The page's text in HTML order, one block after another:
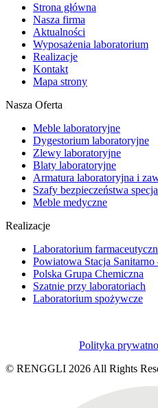
Strona główna
Nasza firma
Aktualności
Wyposażenia laboratorium
Realizacje
Kontakt
Mapa strony
Nasza Oferta
Meble laboratoryjne
Dygestorium laboratoryjne
Zlewy laboratoryjne
Blaty laboratoryjne
Armatura laboratoryjna i
Szafy bezpieczeństwa
Meble medyczne
Realizacje
Laboratorium
Powiatowa Stacja
Polska Grupa Chemiczna
Szatnie przy laboratoriach
Laboratorium spożywcze
Polityka
© RENGGLI 2026 All Rights